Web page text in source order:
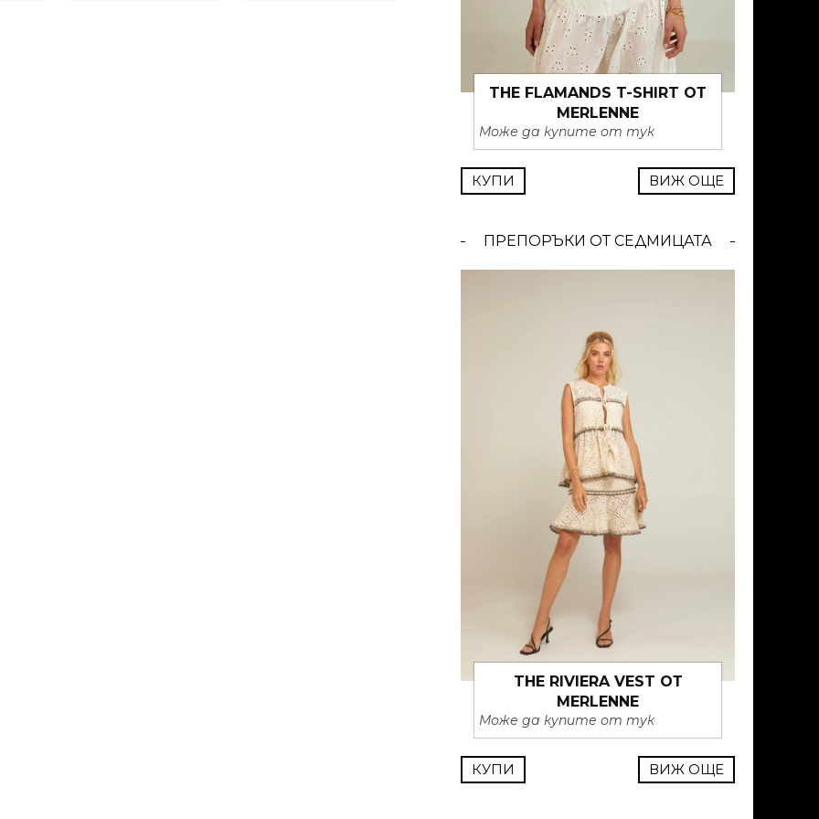
04.05.2026 –
27.04.2026 –
20.04.2026 –
27.04.2026
13.04.2026 –
19.04.2026
THE FLAMANDS T-SHIRT ОТ
MERLENNE
Може да купите от тук
КУПИ ВИЖ ОЩЕ
ПРЕПОРЪКИ ОТ СЕДМИЦАТА
THE RIVIERA VEST ОТ
MERLENNE
Може да купите от тук
КУПИ ВИЖ ОЩЕ